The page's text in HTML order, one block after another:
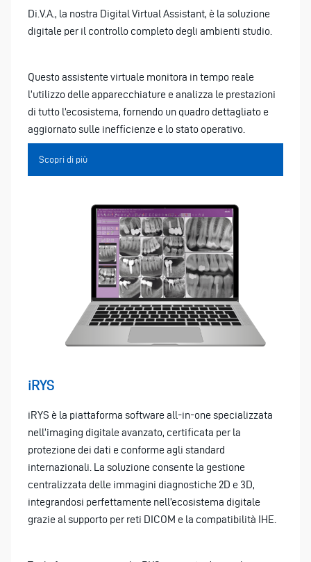
Di.V.A., la nostra Digital Virtual Assistant, è la soluzione
digitale per il controllo completo degli ambienti studio.
Questo assistente virtuale monitora in tempo reale
l’utilizzo delle apparecchiature e analizza le prestazioni
di tutto l’ecosistema, fornendo un quadro dettagliato e
aggiornato sulle inefficienze e lo stato operativo.
Scopri di più
iRYS
iRYS è la piattaforma software all-in-one specializzata
nell’imaging digitale avanzato, certificata per la
protezione dei dati e conforme agli standard
internazionali. La soluzione consente la gestione
centralizzata delle immagini diagnostiche 2D e 3D,
integrandosi perfettamente nell’ecosistema digitale
grazie al supporto per reti DICOM e la compatibilità IHE.